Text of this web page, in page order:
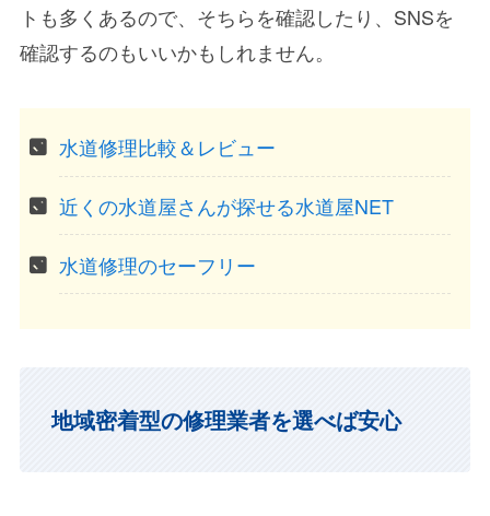
トも多くあるので、そちらを確認したり、SNSを
確認するのもいいかもしれません。
水道修理比較＆レビュー
近くの水道屋さんが探せる水道屋NET
水道修理のセーフリー
地域密着型の修理業者を選べば安心